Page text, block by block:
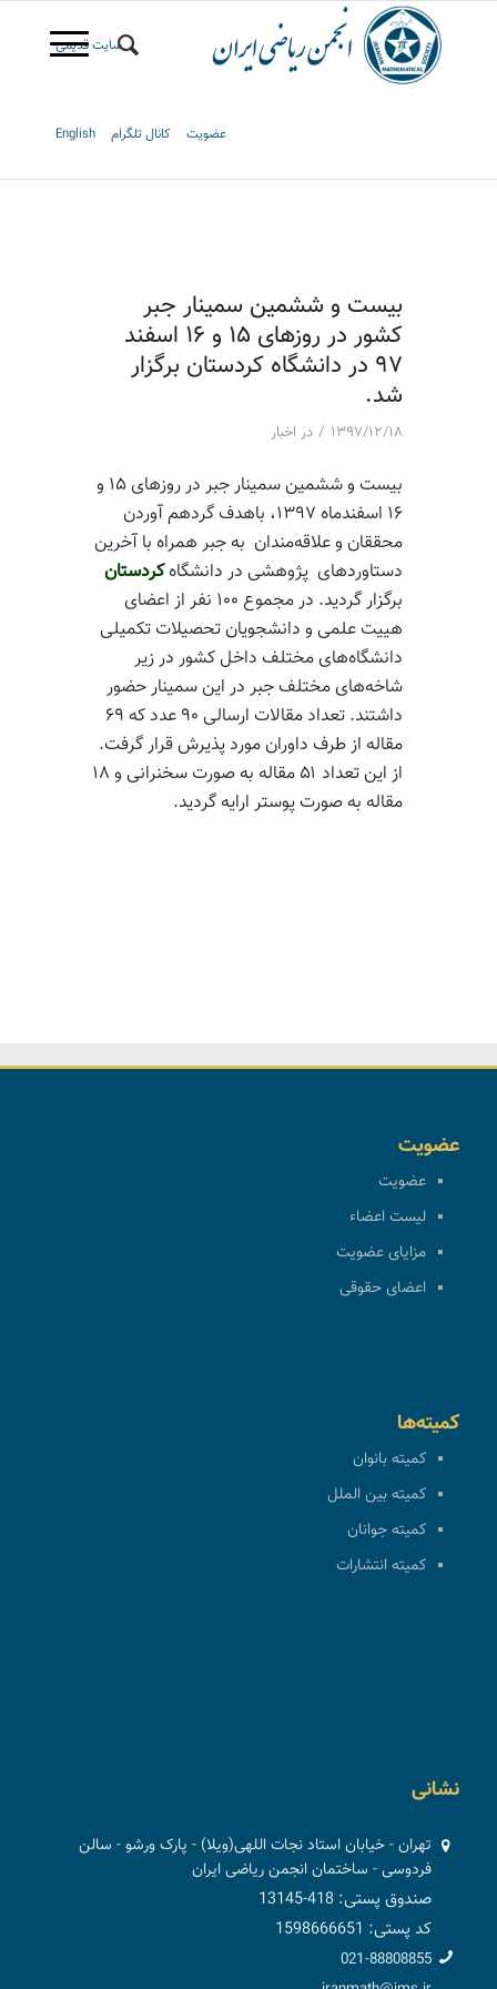
سایت قدیمی
عضویت کانال تلگرام English
بیست و ششمین سمینار جبر
کشور در روزهای 15 و 16 اسفند
97 در دانشگاه کردستان برگزار
شد.
۱۳۹۷/۱۲/۱۸ / در اخبار
بیست و ششمین سمینار جبر در روزهای ۱۵ و
۱۶ اسفندماه ۱۳۹۷، باهدف گردهم آوردن
محققان و علاقه‌مندان به جبر همراه با آخرین
دستاوردهای پژوهشی در دانشگاهکردستان
برگزار گردید. در مجموع ۱۰۰ نفر از اعضای
هییت علمی و دانشجویان تحصیلات تکمیلی
دانشگاه‌های مختلف داخل کشور در زیر
شاخه‌های مختلف جبر در این سمینار حضور
داشتند. تعداد مقالات ارسالی ۹۰ عدد که ۶۹
مقاله از طرف داوران مورد پذیرش قرار گرفت.
از این تعداد ۵۱ مقاله به صورت سخنرانی و ۱۸
مقاله به صورت پوستر ارایه گردید.
عضویت
عضویت
لیست اعضاء
مزایای عضویت
اعضای حقوقی
کمیته‌ها
کمیته بانوان
کمیته بین الملل
کمیته جوانان
کمیته انتشارات
نشانی
تهران - خیابان استاد نجات اللهی(ویلا) - پارک ورشو - سالن
فردوسی - ساختمان انجمن ریاضی ایران
صندوق پستی: 418-13145
کد پستی: 1598666651
021-88808855